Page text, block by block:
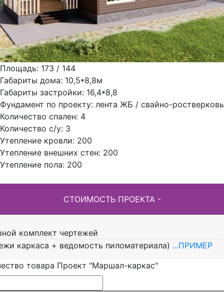
173 / 144
дома: 10,5*8,8м
застройки: 16,4*8,8
по проекту: лента ЖБ / свайно-
спален: 4
с/у: 3
кровли: 200
внешних стен: 200
пола: 200
комплект чертежей
каркаса + ведомость пиломатериала) ...ПРИМЕР
товара Проект "Маршал-каркас"